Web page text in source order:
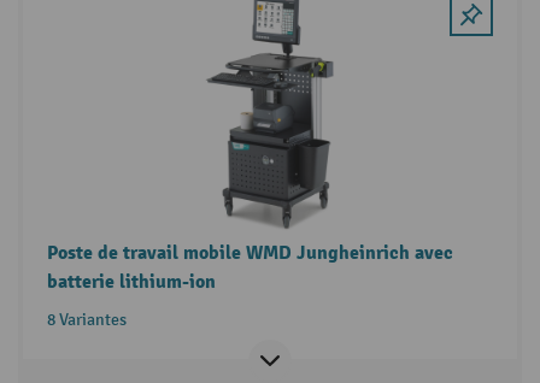
Poste de travail mobile WMD Jungheinrich avec
batterie lithium-ion
8 Variantes